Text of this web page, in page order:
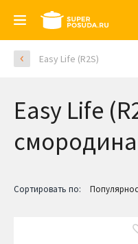
Easy Life (R2S)
Easy Life
смородина
Сортировать по: